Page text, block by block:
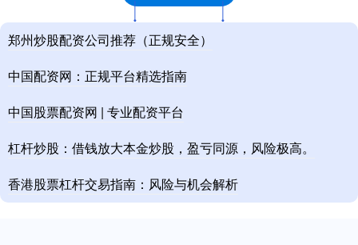
郑州炒股配资公司推荐（正规安全）
中国配资网：正规平台精选指南
中国股票配资网 | 专业配资平台
杠杆炒股：借钱放大本金炒股，盈亏同源，风险极高。
香港股票杠杆交易指南：风险与机会解析